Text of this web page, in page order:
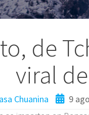
de
viral
Chuanina 9